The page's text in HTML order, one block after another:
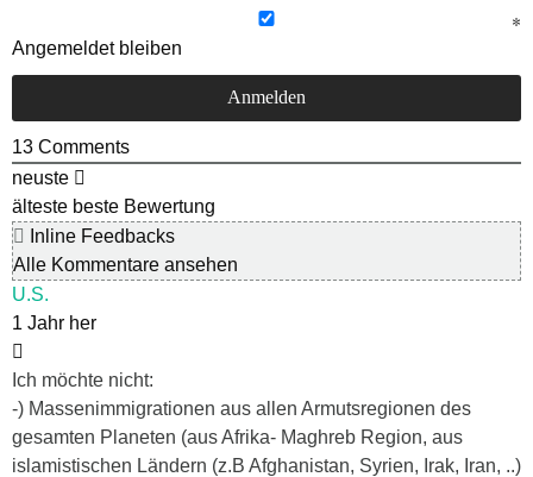
Angemeldet bleiben
13 Comments
neuste
älteste beste Bewertung
Inline Feedbacks
Alle Kommentare ansehen
U.S.
1 Jahr her
Ich möchte nicht:
-) Massenimmigrationen aus allen Armutsregionen des
gesamten Planeten (aus Afrika- Maghreb Region, aus
islamistischen Ländern (z.B Afghanistan, Syrien, Irak, Iran, ..)